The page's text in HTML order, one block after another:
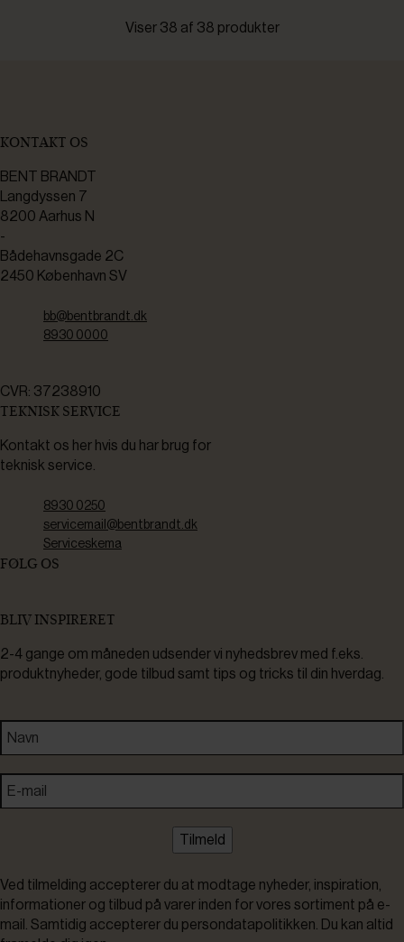
Viser 38 af 38 produkter
KONTAKT OS
BENT BRANDT
Langdyssen 7
8200 Aarhus N
-
Bådehavnsgade 2C
2450 København SV
bb@bentbrandt.dk
8930 0000
CVR: 37238910
TEKNISK SERVICE
Kontakt os her hvis du har brug for
teknisk service.
8930 0250
servicemail@bentbrandt.dk
Serviceskema
FØLG OS
BLIV INSPIRERET
2-4 gange om måneden udsender vi nyhedsbrev med f.eks.
produktnyheder, gode tilbud samt tips og tricks til din hverdag.
Tilmeld
Ved tilmelding accepterer du at modtage nyheder, inspiration,
informationer og tilbud på varer inden for vores sortiment på e-
mail. Samtidig accepterer du persondatapolitikken. Du kan altid